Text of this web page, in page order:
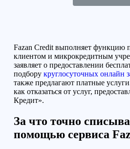
Fazan Credit выполняет функцию
клиентом и микрокредитным
заявляет о предоставлении
подбору круглосуточных онлайн
также предлагают платные
как отказаться от услуг,
Кредит».
За что точно
помощью сервиса